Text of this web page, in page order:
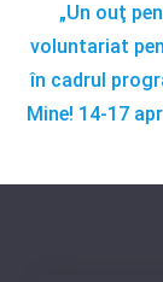
„Un ouţ
voluntariat
în cadrul
Mine! 14-17